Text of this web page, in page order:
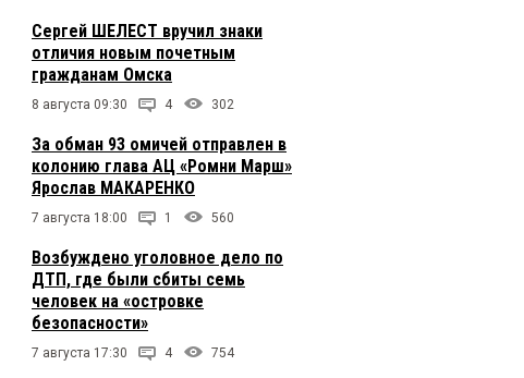
Сергей ШЕЛЕСТ вручил знаки
отличия новым почетным
гражданам Омска
8 августа 09:30 4 302
За обман 93 омичей отправлен в
колонию глава АЦ «Ромни Марш»
Ярослав МАКАРЕНКО
7 августа 18:00 1 560
Возбуждено уголовное дело по
ДТП, где были сбиты семь
человек на «островке
безопасности»
7 августа 17:30 4 754